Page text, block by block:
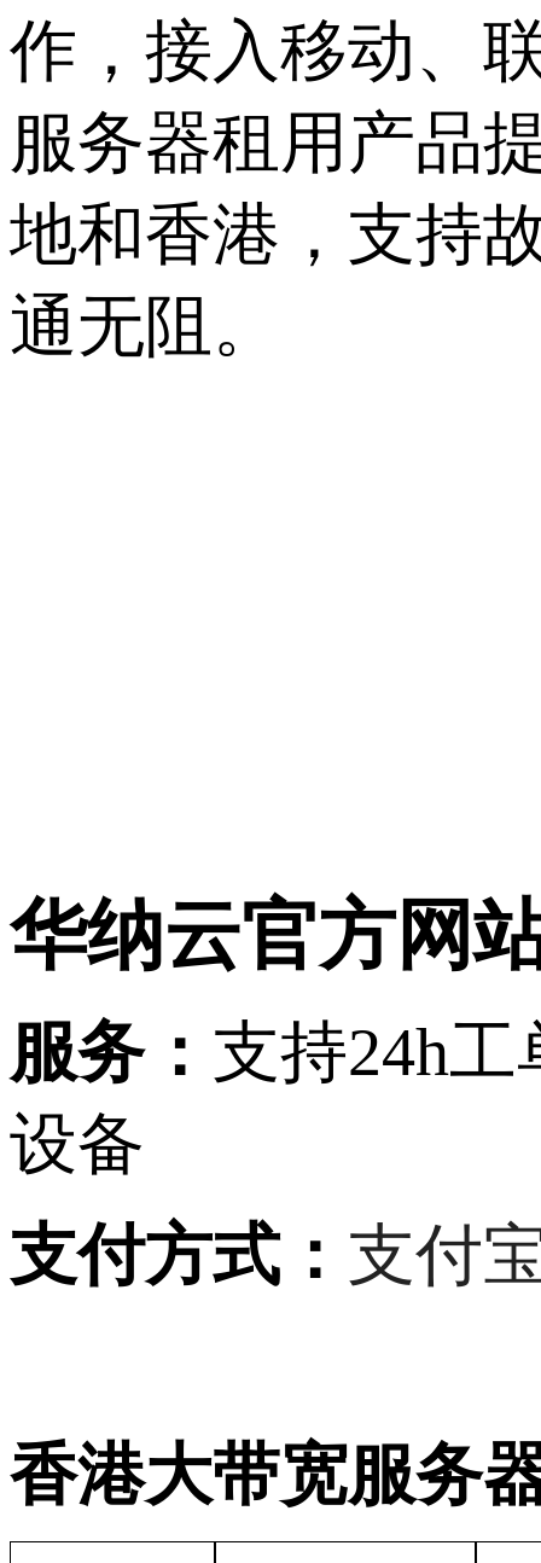
作，接入移动、
服务器租用产品
地和香港，支持
通无阻。
华纳云官方网
服务： 支持24h
设备
支付方式： 支付
香港大带宽服务